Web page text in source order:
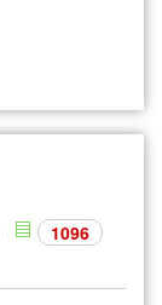
1096